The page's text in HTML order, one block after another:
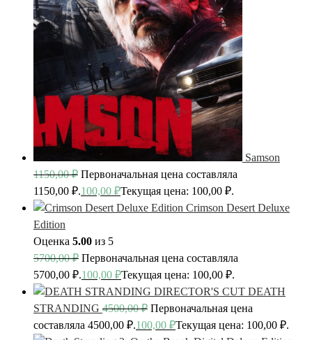
Samson
1150,00₽ Первоначальная цена составляла
1150,00 ₽.100,00 ₽Текущая цена: 100,00 ₽.
Crimson Desert Deluxe
Edition
Оценка 5.00 из 5
5700,00₽ Первоначальная цена составляла
5700,00 ₽.100,00 ₽Текущая цена: 100,00 ₽.
DEATH
STRANDING 4500,00₽ Первоначальная цена
составляла 4500,00 ₽.100,00 ₽Текущая цена: 100,00 ₽.